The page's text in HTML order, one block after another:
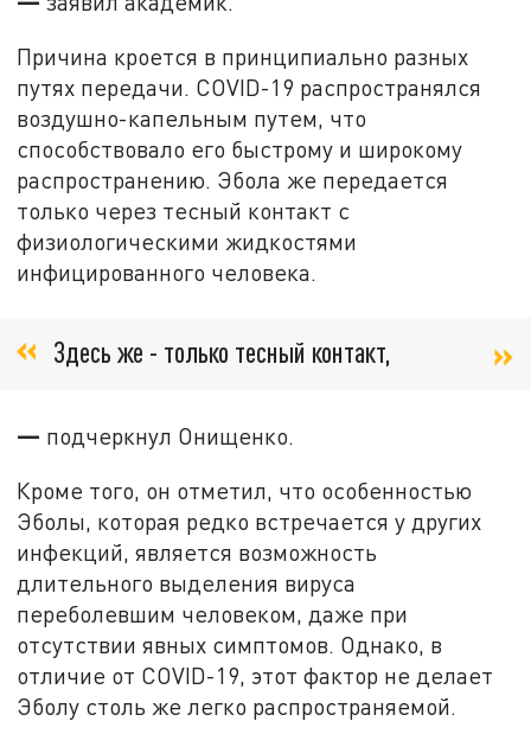
Причина кроется в принципиально разных
путях передачи. COVID-19 распространялся
воздушно-капельным путем, что
способствовало его быстрому и широкому
распространению. Эбола же передается
только через тесный контакт с
физиологическими жидкостями
инфицированного человека.
Здесь же - только тесный контакт,
— подчеркнул Онищенко.
Кроме того, он отметил, что особенностью
Эболы, которая редко встречается у других
инфекций, является возможность
длительного выделения вируса
переболевшим человеком, даже при
отсутствии явных симптомов. Однако, в
отличие от COVID-19, этот фактор не делает
Эболу столь же легко распространяемой.